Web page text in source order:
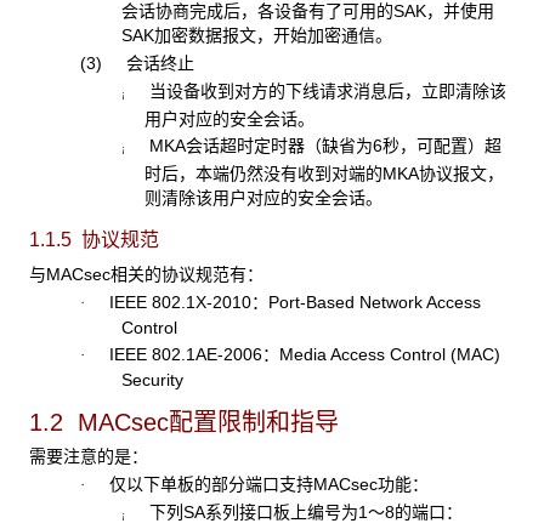
会话协商完成后，各设备有了可用的SAK，并使用
SAK加密数据报文，开始加密通信。
(3) 会话终止
¡
当设备收到对方的下线请求消息后，立即清除该
用户对应的安全会话。
¡
MKA会话超时定时器（缺省为6秒，可配置）超
时后，本端仍然没有收到对端的MKA协议报文，
则清除该用户对应的安全会话。
1.1.5 协议规范
与MACsec相关的协议规范有：
· IEEE 802.1X-2010：Port-Based Network Access
Control
· IEEE 802.1AE-2006：Media Access Control (MAC)
Security
1.2 MACsec配置限制和指导
需要注意的是：
· 仅以下单板的部分端口支持MACsec功能：
¡
下列SA系列接口板上编号为1～8的端口：